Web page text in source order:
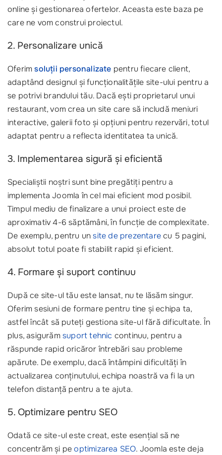
online și gestionarea ofertelor. Aceasta este baza pe
care ne vom construi proiectul.
2. Personalizare unică
Oferimsoluții personalizate pentru fiecare client,
adaptând designul și funcționalitățile site-ului pentru a
se potrivi brandului tău. Dacă ești proprietarul unui
restaurant, vom crea un site care să includă meniuri
interactive, galerii foto și opțiuni pentru rezervări, totul
adaptat pentru a reflecta identitatea ta unică.
3. Implementarea sigură și eficientă
Specialiștii noștri sunt bine pregătiți pentru a
implementa Joomla în cel mai eficient mod posibil.
Timpul mediu de finalizare a unui proiect este de
aproximativ 4-6 săptămâni, în funcție de complexitate.
De exemplu, pentru unsite de prezentarecu 5 pagini,
absolut totul poate fi stabilit rapid și eficient.
4. Formare și suport continuu
După ce site-ul tău este lansat, nu te lăsăm singur.
Oferim sesiuni de formare pentru tine și echipa ta,
astfel încât să puteți gestiona site-ul fără dificultate. În
plus, asigurămsuport tehnic continuu, pentru a
răspunde rapid oricăror întrebări sau probleme
apărute. De exemplu, dacă întâmpini dificultăți în
actualizarea conținutului, echipa noastră va fi la un
telefon distanță pentru a te ajuta.
5. Optimizare pentru SEO
Odată ce site-ul este creat, este esențial să ne
concentrăm și peoptimizarea SEO. Joomla este deja